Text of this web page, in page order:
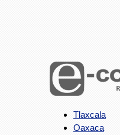
Tlaxcala
Oaxaca